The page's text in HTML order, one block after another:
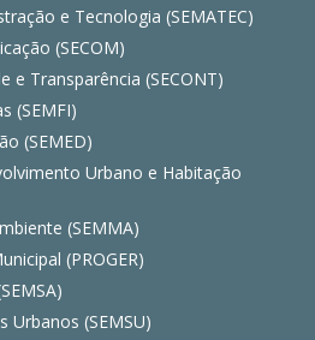
e Tecnologia (SEMATEC)
(SECOM)
e Transparência (SECONT)
(SEMFI)
(SEMED)
Urbano e Habitação
(SEMMA)
(PROGER)
Urbanos (SEMSU)